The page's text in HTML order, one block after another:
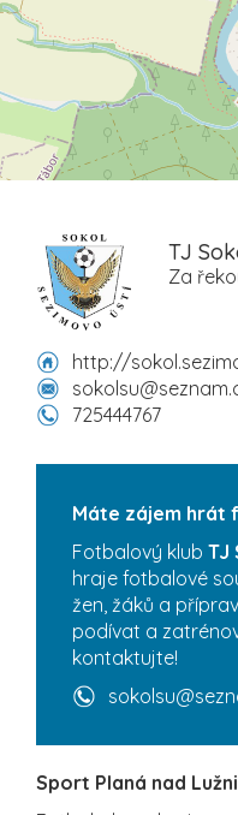
TJ
Za
http://
725444767
Máte zájem hrát
Fotbalový klub TJ
hraje fotbalové
žen, žáků a
podívat a
kontaktujte!
Sport Planá nad